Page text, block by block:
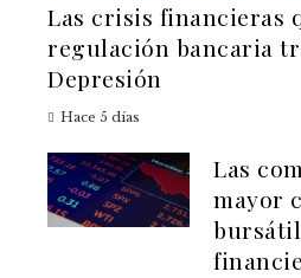
Las crisis financieras
regulación bancaria
Depresión
Hace 5 días
Las
mayor